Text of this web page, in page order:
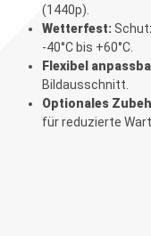
(1440p).
Wetterfest:
-40°C bis +60°C.
Flexibel
Bildausschnitt.
Optionales
für reduzierte